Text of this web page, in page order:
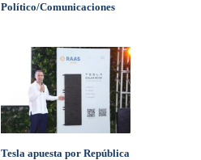
Político/Comunicaciones
Tesla apuesta por República